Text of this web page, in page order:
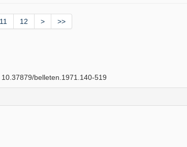
11 12 > >>
10.37879/belleten.1971.140-519